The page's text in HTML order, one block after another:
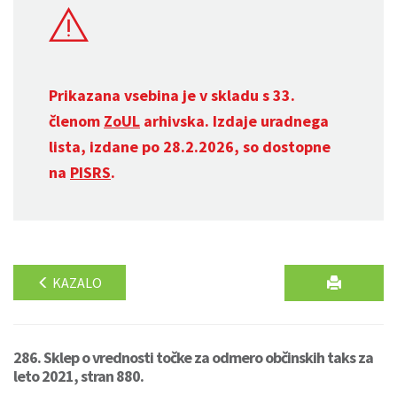
Prikazana vsebina je v skladu s 33.
členom ZoUL arhivska. Izdaje uradnega
lista, izdane po 28.2.2026, so dostopne
na PISRS.
KAZALO
286. Sklep o vrednosti točke za odmero občinskih taks za
leto 2021, stran 880.